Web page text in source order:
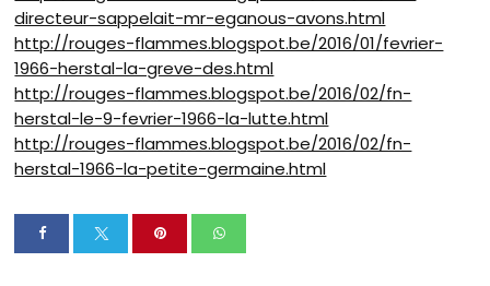
directeur-sappelait-mr-eganous-avons.html
http://rouges-flammes.blogspot.be/2016/01/fevrier-
1966-herstal-la-greve-des.html
http://rouges-flammes.blogspot.be/2016/02/fn-
herstal-le-9-fevrier-1966-la-lutte.html
http://rouges-flammes.blogspot.be/2016/02/fn-
herstal-1966-la-petite-germaine.html